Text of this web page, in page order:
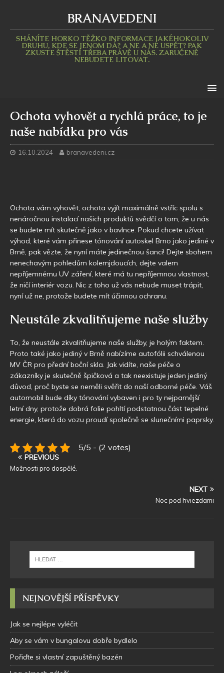
BRANAVEDENI
SHÁNÍTE HORKO TĚŽKO INFORMACE JAKÉHOKOLIV
DRUHU, KDE SE JENOM DÁ? A NE A NE USPĚT? PAK
ZKUSTE ŠTĚSTÍ TŘEBA PRÁVĚ U NÁS. ZARUČENĚ
NEBUDETE LITOVAT.
Ochota vyhovět a rychlá práce, to je
naše nabídka pro vás
16.10.2024 branavedeni.cz
Ochota vám vyhovět, ochota vyjít maximálně vstříc spolu s
nenáročnou instalací našich produktů svědčí o tom, že u nás
se budete mít skutečně jako v bavlnce. Pokud chcete užívat
výhod, které vám přinese tónování autoskel Brno jako jediné v
Brně, pak vězte, že nyní máte jedinečnou šanci! Dejte sbohem
nenechavým pohledům kolemjdoucích, dejte valem
nepříjemnému UV záření, které má tu nepříjemnou vlastnost,
že ničí interiér vozu. Nic z toho už vás nebude muset trápit,
nyní už ne, protože budete mít účinnou ochranu.
Neustále zkvalitňujeme naše služby
To, že neustále zkvalitňujeme naše služby, je holým faktem.
Proto také jako jediný v Brně nabízíme autofólii schválenou
MV ČR pro přední boční skla. Jak vidíte, naše péče o
zákazníky je skutečně špičková a tak neexistuje jeden jediný
důvod, proč byste se neměli svěřit do naší odborné péče. Váš
automobil bude díky tónování vybaven i pro ty nejparnější
letní dny, protože dobrá folie pohltí podstatnou část tepelné
energie, která do vozu proudí společně se slunečními paprsky.
5/5 - (2 votes)
PREVIOUS
Možnosti pro dospělé.
NEXT
Noc pod hviezdami
NEJNOVĚJŠÍ PŘÍSPĚVKY
Jak se nejlépe vyléčit
Aby se vám v bungalovu dobře bydlelo
Pořiďte si vlastní zapuštěný bazén